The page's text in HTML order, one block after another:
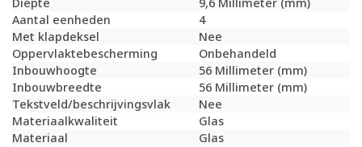
Aantal eenheden
4
Met klapdeksel
Nee
Oppervlaktebescherming
Onbehandeld
Inbouwhoogte
56 Millimeter (mm)
Inbouwbreedte
56 Millimeter (mm)
Tekstveld/beschrijvingsvlak
Nee
Materiaalkwaliteit
Glas
Materiaal
Glas